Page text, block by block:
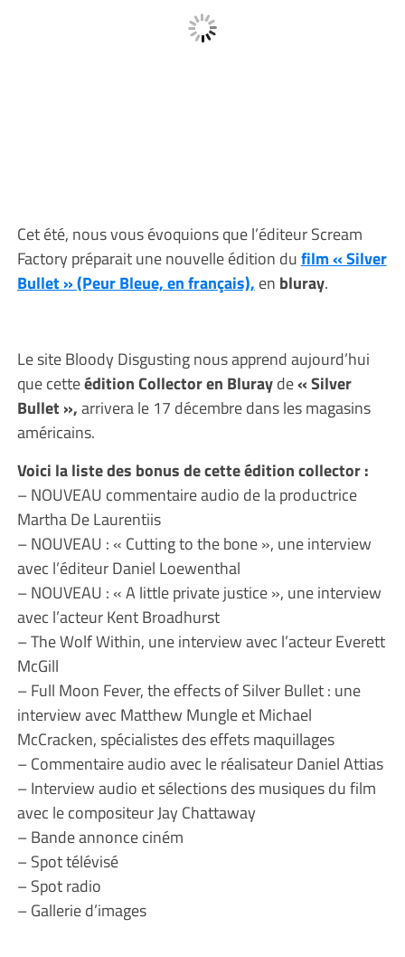
Cet été, nous vous évoquions que l’éditeur Scream
Factory préparait une nouvelle édition dufilm « Silver
Bullet » (Peur Bleue, en français), en bluray.
Le site Bloody Disgusting nous apprend aujourd’hui
que cetteédition Collector en Blurayde« Silver
Bullet »,arrivera le 17 décembre dans les magasins
américains.
Voici la liste des bonus de cette édition collector :
– NOUVEAU commentaire audio de la productrice
Martha De Laurentiis
– NOUVEAU : « Cutting to the bone », une interview
avec l’éditeur Daniel Loewenthal
– NOUVEAU : « A little private justice », une interview
avec l’acteur Kent Broadhurst
– The Wolf Within, une interview avec l’acteur Everett
McGill
– Full Moon Fever, the effects of Silver Bullet : une
interview avec Matthew Mungle et Michael
McCracken, spécialistes des effets maquillages
– Commentaire audio avec le réalisateur Daniel Attias
– Interview audio et sélections des musiques du film
avec le compositeur Jay Chattaway
– Bande annonce ciném
– Spot télévisé
– Spot radio
– Gallerie d’images